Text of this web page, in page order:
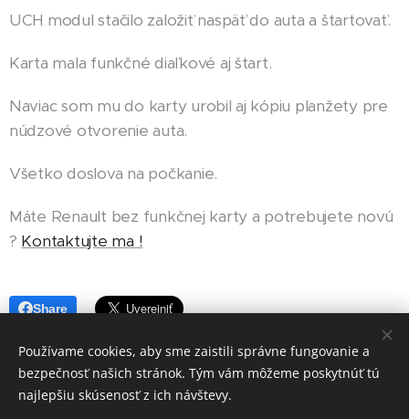
UCH modul stačilo založiť naspäť do auta a štartovať.
Karta mala funkčné diaľkové aj štart.
Naviac som mu do karty urobil aj kópiu planžety pre
núdzové otvorenie auta.
Všetko doslova na počkanie.
Máte Renault bez funkčnej karty a potrebujete novú
? Kontaktujte ma !
Share
Používame cookies, aby sme zaistili správne fungovanie a
bezpečnosť našich stránok. Tým vám môžeme poskytnúť tú
najlepšiu skúsenosť z ich návštevy.